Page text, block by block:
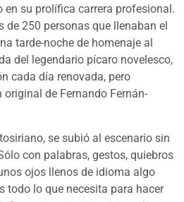
en su prolífica carrera profesional.
de 250 personas que llenaban el
tarde-noche de homenaje al
del legendario pícaro novelesco,
cada día renovada, pero
de Fernando Fernán-
se subió al escenario sin
con palabras, gestos, quiebros
ojos llenos de idioma algo
todo lo que necesita para hacer